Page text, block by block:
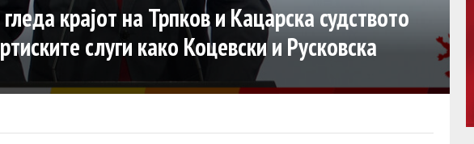
крајот на Трпков и Кацарска судството
слуги како Коцевски и Русковска